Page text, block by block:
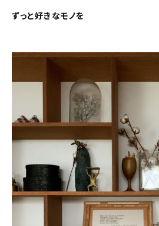
ずっと好きなモノを